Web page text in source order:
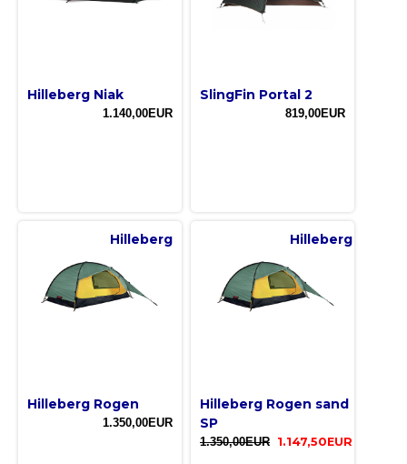
Hilleberg Niak
1.140,00EUR
SlingFin Portal 2
819,00EUR
Hilleberg
Hilleberg Rogen
1.350,00EUR
Hilleberg
Hilleberg Rogen sand
SP
1.350,00EUR 1.147,50EUR